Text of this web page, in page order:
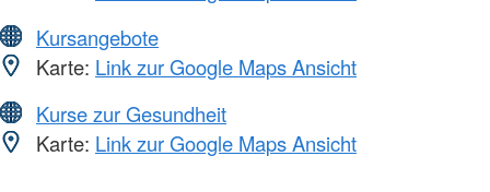
Kursangebote
Karte: Link zur Google Maps Ansicht
Kurse zur Gesundheit
Karte: Link zur Google Maps Ansicht